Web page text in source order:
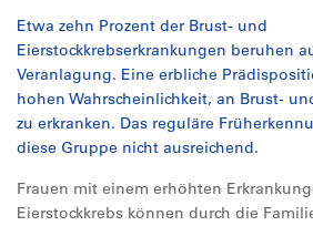
Etwa zehn Prozent der Brust- und
Eierstockkrebserkrankungen beruhen
Veranlagung. Eine erbliche
hohen Wahrscheinlichkeit, an Brust-
zu erkranken. Das reguläre
diese Gruppe nicht ausreichend.
Frauen mit einem erhöhten
Eierstockkrebs können durch die